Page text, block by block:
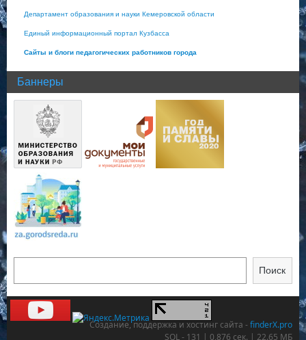
Департамент образования и науки Кемеровской области
Единый информационный портал Кузбасса
Сайты и блоги педагогических работников города
Баннеры
Поиск
Создание, поддержка и хостинг сайта -finderX.pro
SQL - 131 | 0,876 сек. | 22.65 МБ